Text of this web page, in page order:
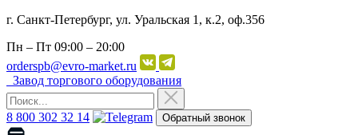
г. Санкт-Петербург, ул. Уральская 1, к.2, оф.356
Пн – Пт 09:00 – 20:00
orderspb@evro-market.ru
Завод торгового оборудования
8 800 302 32 14 Обратный звонок